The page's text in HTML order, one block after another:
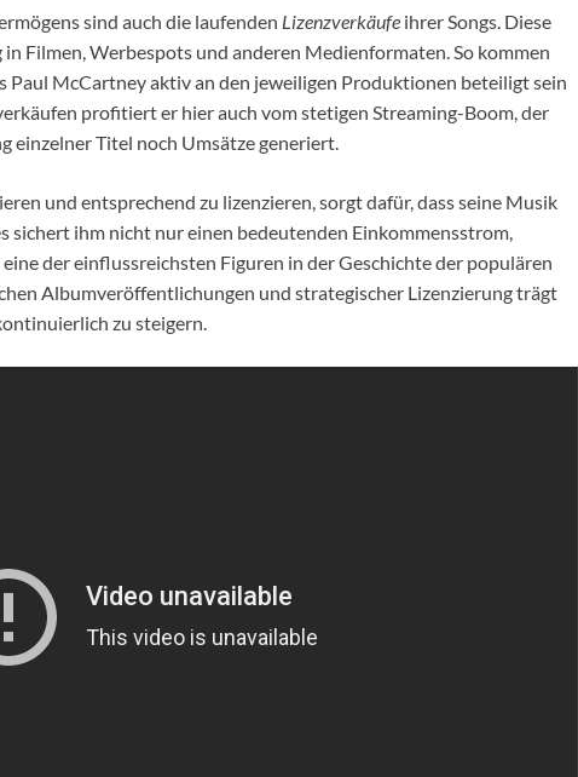
sind auch die laufenden Lizenzverkäufe ihrer Songs. Diese
Filmen, Werbespots und anderen Medienformaten. So kommen
Paul McCartney aktiv an den jeweiligen Produktionen beteiligt sein
profitiert er hier auch vom stetigen Streaming-Boom, der
einzelner Titel noch Umsätze generiert.
und entsprechend zu lizenzieren, sorgt dafür, dass seine Musik
ihm nicht nur einen bedeutenden Einkommensstrom,
der einflussreichsten Figuren in der Geschichte der populären
Albumveröffentlichungen und strategischer Lizenzierung trägt
zu steigern.